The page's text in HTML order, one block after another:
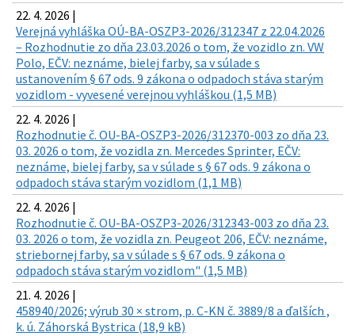
22. 4. 2026 |
Verejná vyhláška OÚ-BA-OSZP3-2026/312347 z 22.04.2026
– Rozhodnutie zo dňa 23.03.2026 o tom, že vozidlo zn. VW
Polo, EČV: neznáme, bielej farby, sa v súlade s
ustanovením § 67 ods. 9 zákona o odpadoch stáva starým
vozidlom - vyvesené verejnou vyhláškou (1,5 MB)
22. 4. 2026 |
Rozhodnutie č. OU-BA-OSZP3-2026/312370-003 zo dňa 23.
03. 2026 o tom, že vozidla zn. Mercedes Sprinter, EČV:
neznáme, bielej farby, sa v súlade s § 67 ods. 9 zákona o
odpadoch stáva starým vozidlom (1,1 MB)
22. 4. 2026 |
Rozhodnutie č. OU-BA-OSZP3-2026/312343-003 zo dňa 23.
03. 2026 o tom, že vozidla zn. Peugeot 206, EČV: neznáme,
striebornej farby, sa v súlade s § 67 ods. 9 zákona o
odpadoch stáva starým vozidlom" (1,5 MB)
21. 4. 2026 |
458940/2026; výrub 30 × strom, p. C-KN č. 3889/8 a ďalších ,
k. ú. Záhorská Bystrica (18,9 kB)